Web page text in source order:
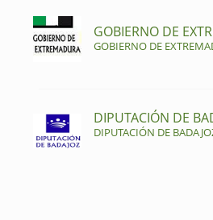
GOBIERNO DE
GOBIERNO DE
DIPUTACIÓN DE
DIPUTACIÓN DE